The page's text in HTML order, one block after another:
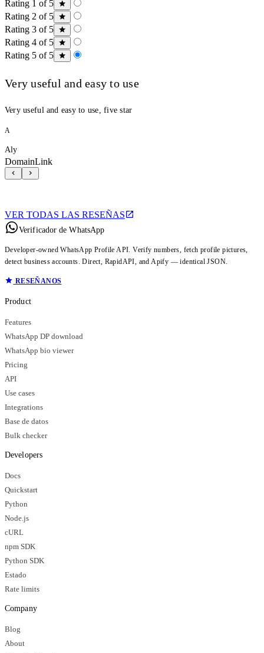
Rating 1 of 5
Rating 2 of 5
Rating 3 of 5
Rating 4 of 5
Rating 5 of 5
Very useful and easy to use
Very useful and easy to use, five star
A
Aly
DomainLink
VER TODAS LAS RESEÑAS
Verificador de WhatsApp
Developer-owned WhatsApp Profile API. Verify numbers, fetch profile pictures,
detect business accounts. Direct, RapidAPI, and Apify — identical JSON.
RESEÑANOS
Product
Features
WhatsApp DP download
WhatsApp bio viewer
Pricing
API
Use cases
Integrations
Base de datos
Bulk checker
Developers
Docs
Quickstart
Python
Node.js
cURL
npm SDK
Python SDK
Estado
Rate limits
Company
Blog
About